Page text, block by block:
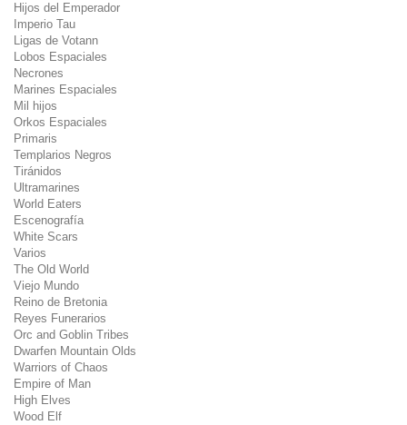
Hijos del Emperador
Imperio Tau
Ligas de Votann
Lobos Espaciales
Necrones
Marines Espaciales
Mil hijos
Orkos Espaciales
Primaris
Templarios Negros
Tiránidos
Ultramarines
World Eaters
Escenografía
White Scars
Varios
The Old World
Viejo Mundo
Reino de Bretonia
Reyes Funerarios
Orc and Goblin Tribes
Dwarfen Mountain Olds
Warriors of Chaos
Empire of Man
High Elves
Wood Elf